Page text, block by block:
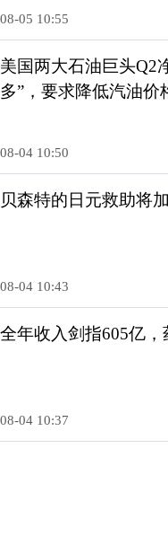
08-05 10:55
美国两大石油巨头Q2
多”，要求降低汽油价
08-04 10:50
贝森特的日元救助将
08-04 10:43
全年收入剑指605亿，
08-04 10:37